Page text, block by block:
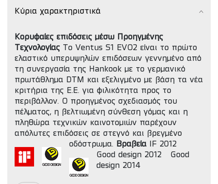
Κύρια χαρακτηριστικά
Κορυφαίες επιδόσεις μέσω Προηγμένης
Τεχνολογίας Το Ventus S1 EVO2 είναι το πρώτο
ελαστικό υπερυψηλών επιδόσεων γεννημένο από
τη συνεργασία της Hankook με το γερμανικό
πρωτάθλημα DTM και εξελιγμένο με βάση τα νέα
κριτήρια της Ε.Ε. για φιλικότητα προς το
περιβάλλον. Ο προηγμένος σχεδιασμός του
πέλματος, η βελτιωμένη σύνθεση γόμας και η
πληθώρα τεχνικών καινοτομιών παρέχουν
απόλυτες επιδόσεις σε στεγνό και βρεγμένο
οδόστρωμα.
Βραβεία
IF 2012
Good design 2012 Good
design 2014